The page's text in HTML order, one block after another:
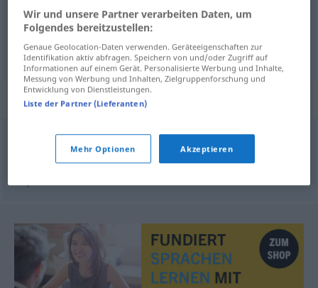
αιχμήf Zacke
δόντιn Zacke TECH
Synonyme für "Zacke"
,Spitze,Kante Vorsprung
© OpenThesaurus.de
Wir und unsere Partner verarbeiten Daten, um
Folgendes bereitzustellen:
Genaue Geolocation-Daten verwenden. Geräteeigenschaften zur
Identifikation aktiv abfragen. Speichern von und/oder Zugriff auf
Informationen auf einem Gerät. Personalisierte Werbung und Inhalte,
Messung von Werbung und Inhalten, Zielgruppenforschung und
Entwicklung von Dienstleistungen.
Liste der Partner (Lieferanten)
Mehr Optionen Akzeptieren